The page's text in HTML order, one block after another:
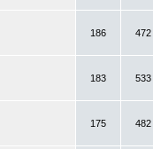
186 472
183 533
175 482